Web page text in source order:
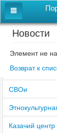
Главная
Дом дружбы
Новости
СВОи
Казачий центр
Новости
Элемент не
Возврат к